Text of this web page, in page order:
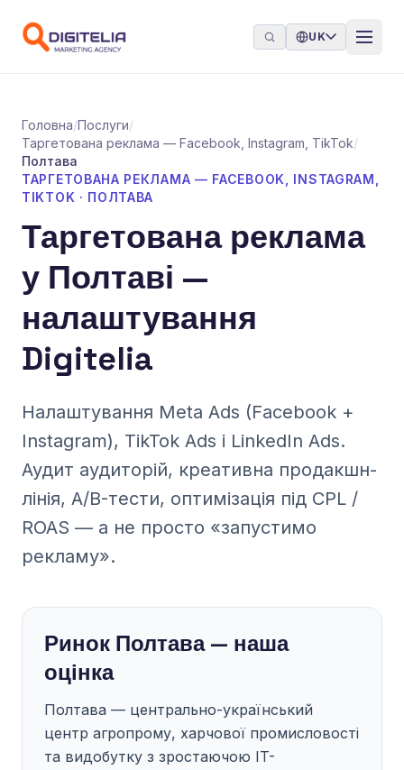
UK
Головна/Послуги/
Таргетована реклама — Facebook, Instagram, TikTok/
Полтава
ТАРГЕТОВАНА РЕКЛАМА — FACEBOOK, INSTAGRAM,
TIKTOK · ПОЛТАВА
Таргетована реклама
у Полтаві —
налаштування
Digitelia
Налаштування Meta Ads (Facebook +
Instagram), TikTok Ads і LinkedIn Ads.
Аудит аудиторій, креативна продакшн-
лінія, A/B-тести, оптимізація під CPL /
ROAS — а не просто «запустимо
рекламу».
Ринок Полтава — наша
оцінка
Полтава — центрально-український
центр агропрому, харчової промисловості
та видобутку з зростаючою IT-